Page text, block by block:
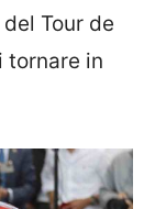
Tour de
tornare in